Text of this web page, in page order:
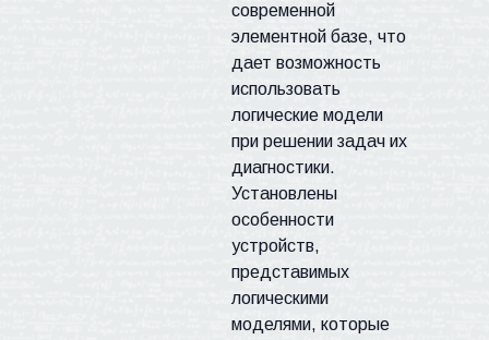
современной
элементной базе, что
дает возможность
использовать
логические модели
при решении задач их
диагностики.
Установлены
особенности
устройств,
представимых
логическими
моделями, которые